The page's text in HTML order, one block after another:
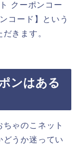
クーポンコー
コード】という
きます。
ンはある
ゃのこネット
うか迷ってい